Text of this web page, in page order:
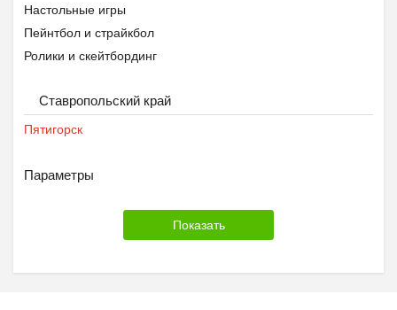
Настольные игры
Пейнтбол и страйкбол
Ролики и скейтбординг
Туризм
Фитнес и тренажёры
Другое
Ставропольский край
Пятигорск
Параметры